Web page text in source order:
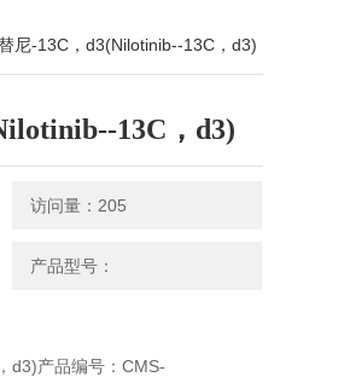
尼-13C，d3(Nilotinib--13C，d3)
13C，d3)
访问量：205
产品型号：
d3)产品编号：CMS-